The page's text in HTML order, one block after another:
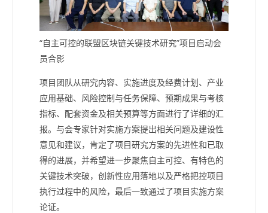
“自主可控的联盟区块链关键技术研究”项目启动会
员合影
项目团队从研究内容、实施进度及经费计划、产业
应用基础、风险控制与任务保障、预期成果与考核
指标、配套资金及相关预算等方面进行了详细的汇
报。与会专家针对实施方案提出相关问题及建设性
意见和建议，肯定了项目研究方案的先进性和已取
得的进展，并希望进一步聚焦自主可控、有特色的
关键技术突破，创新性应用落地以及严格把控项目
执行过程中的风险，最后一致通过了项目实施方案
论证。